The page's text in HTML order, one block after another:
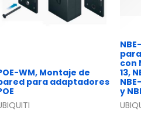
WM, Montaje de
para adaptadores
con
13,
y